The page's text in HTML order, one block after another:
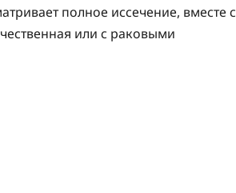
полное иссечение, вместе с
или с раковыми